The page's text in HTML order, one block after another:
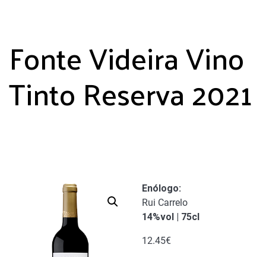
Fonte Videira Vino
Tinto Reserva 2021
Enólogo:
Rui Carrelo
14%vol | 75cl
12.45€